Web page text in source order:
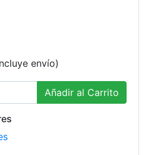
envío)
Añadir al Carrito